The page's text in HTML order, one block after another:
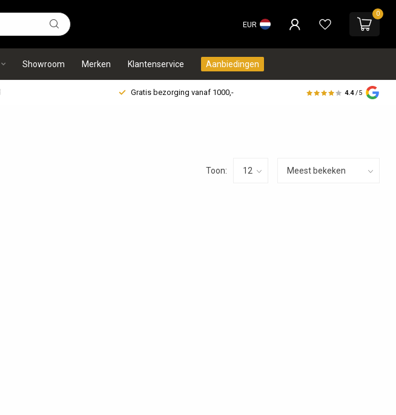
EUR
0
Showroom Merken Klantenservice Aanbiedingen
Gratis bezorging vanaf 1000,- 4.4 /5
Toon: